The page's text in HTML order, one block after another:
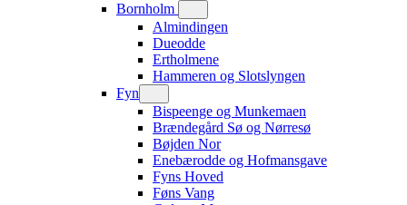
Bornholm
Almindingen
Dueodde
Ertholmene
Hammeren og Slotslyngen
Fyn
Bispeenge og Munkemaen
Brændegård Sø og Nørresø
Bøjden Nor
Enebærodde og Hofmansgave
Fyns Hoved
Føns Vang